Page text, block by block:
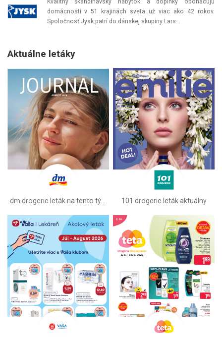
Kvalitný škandinávsky nábytok a doplnky obohacujú
domácnosti v 51 krajinách sveta už viac ako 42 rokov.
Spoločnosť Jysk patrí do dánskej skupiny Lars…
Aktuálne letáky
101 drogerie leták aktuálny